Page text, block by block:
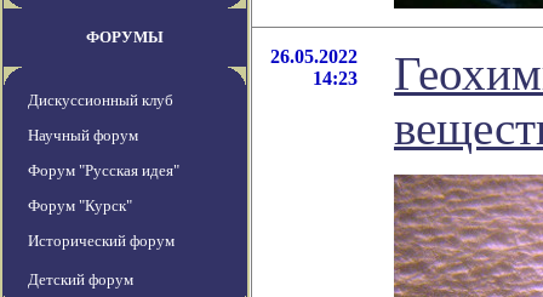
ФОРУМЫ
Дискуссионный клуб
Научный форум
Форум "Русская идея"
Форум "Курск"
Исторический форум
Детский форум
26.05.2022
14:23